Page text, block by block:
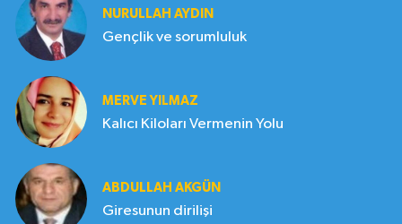
NURULLAH AYDIN
Gençlik ve sorumluluk
MERVE YILMAZ
Kalıcı Kiloları Vermenin Yolu
ABDULLAH AKGÜN
Giresunun dirilişi